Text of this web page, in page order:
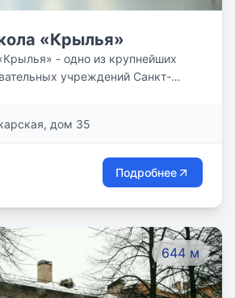
«Крылья»
- одно из крупнейших
учреждений Санкт-
и самовыражения.
дом 35
Подробнее
644 м